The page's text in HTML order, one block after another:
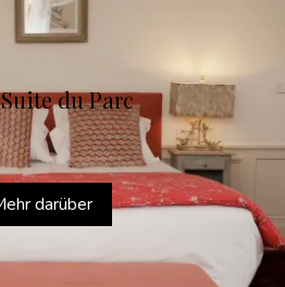
du Parc
darüber